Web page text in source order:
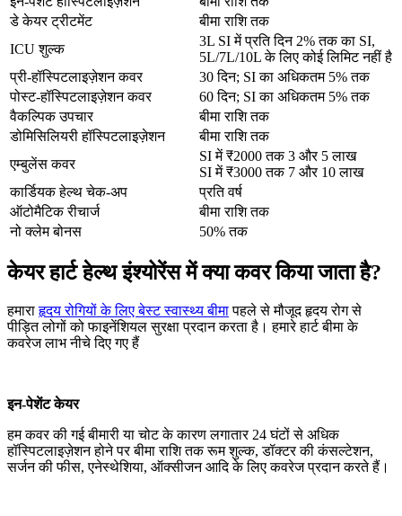
डे केयर ट्रीटमेंट
बीमा राशि तक
ICU शुल्क
3L SI में प्रति दिन 2% तक का SI,
5L/7L/10L के लिए कोई लिमिट नहीं है
प्री-हॉस्पिटलाइज़ेशन कवर
30 दिन; SI का अधिकतम 5% तक
पोस्ट-हॉस्पिटलाइज़ेशन कवर
60 दिन; SI का अधिकतम 5% तक
वैकल्पिक उपचार
बीमा राशि तक
डोमिसिलियरी हॉस्पिटलाइज़ेशन
बीमा राशि तक
एम्बुलेंस कवर
SI में ₹2000 तक 3 और 5 लाख
SI में ₹3000 तक 7 और 10 लाख
कार्डियक हेल्थ चेक-अप
प्रति वर्ष
ऑटोमैटिक रीचार्ज
बीमा राशि तक
नो क्लेम बोनस
50% तक
केयर हार्ट हेल्थ इंश्योरेंस में क्या कवर किया जाता है?
हमाराहृदय रोगियों के लिए बेस्ट स्वास्थ्य बीमापहले से मौजूद हृदय रोग से
पीड़ित लोगों को फाइनेंशियल सुरक्षा प्रदान करता है। हमारे हार्ट बीमा के
कवरेज लाभ नीचे दिए गए हैं
इन-पेशेंट केयर
हम कवर की गई बीमारी या चोट के कारण लगातार 24 घंटों से अधिक
हॉस्पिटलाइज़ेशन होने पर बीमा राशि तक रूम शुल्क, डॉक्टर की कंसल्टेशन,
सर्जन की फीस, एनेस्थेशिया, ऑक्सीजन आदि के लिए कवरेज प्रदान करते हैं।